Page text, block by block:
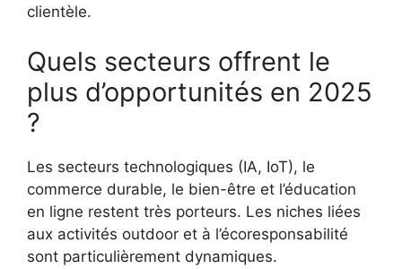
clientèle.
Quels secteurs offrent le
plus d’opportunités en 2025
?
Les secteurs technologiques (IA, IoT), le
commerce durable, le bien-être et l’éducation
en ligne restent très porteurs. Les niches liées
aux activités outdoor et à l’écoresponsabilité
sont particulièrement dynamiques.